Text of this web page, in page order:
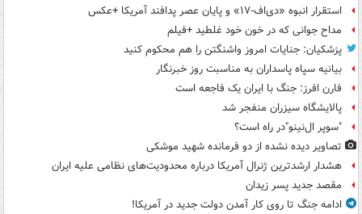
استقرار انبوه «دی‌اف‑۱۷» و پایان عصر پدافند آمریکا +عکس
مداح جوانی که در خون خود غلطید +فیلم
پزشکیان: جنایات امروز واشنگتن را هم محکوم کنید
بیانیه سپاه پاسداران به مناسبت روز خبرنگار
فارن افرز: جنگ با ایران یک فاجعه است
پالایشگاه سیزران منفجر شد
"سوپر ال‌نینو"در راه است؟
تصاویر دیده‌ نشده از دو فرمانده شهید موشکی
هشدار ارشدترین ژنرال آمریکا درباره محدودیت‌های نظامی علیه ایران
مقصد جدید پسر زیدان
ادامه جنگ تا روی کار آمدن دولت جدید در آمریکا!